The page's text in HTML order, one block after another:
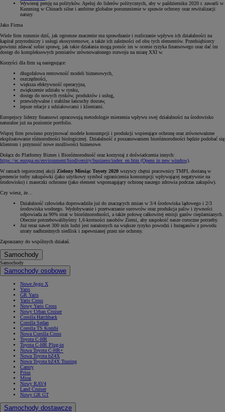
Wywieraj presję na polityków. Apeluj do liderów politycznych, aby w październiku 2020 r. zawarli w
Kunming w Chinach silne i ambitne globalne porozumienie w sprawie ochrony oraz rewitalizacji
natury.
Jako Firma
Wiele firm rozumie dziś, jak ogromne znaczenie ma sprawdzanie i rozliczanie wpływu ich działalności na
kapitał przyrodniczy i usługi ekosystemowe, a także ich zależności od obu tych elementów. Przedsiębiorcy
powinni zdawać sobie sprawę, jak takie działania mogą pomóc im w ocenie ryzyka finansowego oraz dać im
dostęp do kompleksowych pomiarów zrównoważonego rozwoju na miarę XXI w.
Korzyści dla firm są następujące:
długofalowa rentowność modeli biznesowych,
oszczędności,
większa efektywność operacyjna,
zwiększenie udziału w rynku,
dostęp do nowych rynków, produktów i usług,
przewidywalne i stabilne łańcuchy dostaw,
lepsze relacje z udziałowcami i klientami.
Europejscy liderzy finansowi opracowują metodologie mierzenia wpływu swej działalności na środowisko
naturalne już na poziomie portfolio.
Więcej firm powinno przyjmować modele konsumpcji i produkcji wspierające ochronę oraz zrównoważone
eksploatowanie różnorodności biologicznej. Działalność z poszanowaniem bioróżnorodności będzie podobać się
klientom i przynosić nowe możliwości biznesowe.
Dołącz do Platformy Biznes i Bioróżnorodność oraz korzystaj z doświadczenia innych:
https://ec.europa.eu/environment/biodiversity/business/index_en.htm (Opens in new window)
W ramach tegorocznej akcji Zielony Miesiąc Toyoty 2020 wszyscy chętni pracownicy TMPL dostaną w
prezencie torby zakupówki (jako użytkowy symbol ograniczenia konsumpcji wpływającej negatywnie na
środowisko) i maseczki ochronne (jako element wspomagający ochronę naszego zdrowia podczas zakupów).
Czy wiesz, że…
Działalność człowieka doprowadziła już do znaczących zmian w 3/4 środowiska lądowego i 2/3
środowiska wodnego. Wydobywanie i przetwarzanie surowców oraz produkcja paliw i żywności
odpowiada za 90% strat w bioróżnorodności, a także połowę całkowitej emisji gazów cieplarnianych.
Obecnie potrzebowalibyśmy 1,6-krotności zasobów Ziemi, aby zaspokoić nasze coroczne potrzeby.
Już teraz nawet 300 mln ludzi jest narażonych na większe ryzyko powodzi i huraganów z powodu
utraty nadbrzeżnych siedlisk i zapewnianej przez nie ochrony.
Zapraszamy do wspólnych działań.
Samochody
Samochody
Samochody osobowe
Nowe Aygo X
Yaris
GR Yaris
Yaris Cross
Nowy Yaris Cross
Nowy Urban Cruiser
Corolla Hatchback
Corolla Sedan
Corolla TS Kombi
Nowa Corolla Cross
Toyota C-HR
Toyota C-HR Plug-in
Nowa Toyota C-HR+
Nowa Toyota bZ4X
Nowa Toyota bZ4X Touring
Camry
Prius
Mirai
Nowy RAV4
Land Cruiser
Nowy GR GT
Samochody dostawcze